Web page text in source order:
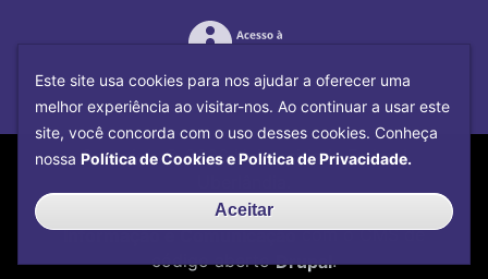
Copyright©2026Universidade Federal
Desenvolvido porCentro de Tecnologia da
Informação e Comunicaçãocom o CMS de
código abertoDrupal.
Este site usa cookies para nos ajudar a oferecer uma
melhor experiência ao visitar-nos. Ao continuar a usar este
site, você concorda com o uso desses cookies. Conheça
nossa Política de Cookies e Política de Privacidade.
Aceitar